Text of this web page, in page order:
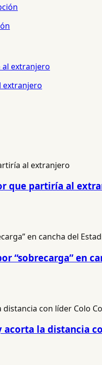
extranjero
que partiría al
“sobrecarga” en
la distancia